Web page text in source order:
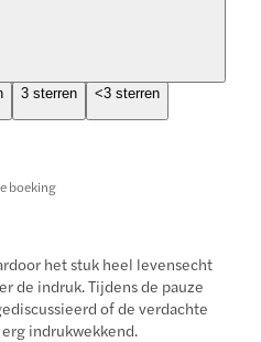
3 sterren <3 sterren
boeking
het stuk heel levensecht
de indruk. Tijdens de pauze
of de verdachte
indrukwekkend.